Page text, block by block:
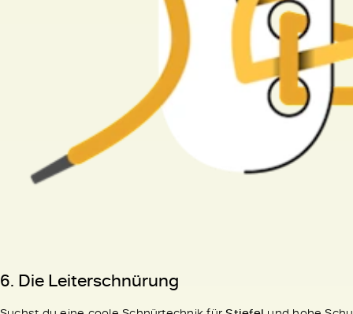
6. Die Leiterschnürung